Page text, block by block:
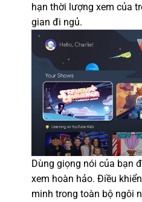
hạn thời lượng xem của
gian đi ngủ.
Dùng giọng nói của bạn
xem hoàn hảo. Điều
minh trong toàn bộ ngôi